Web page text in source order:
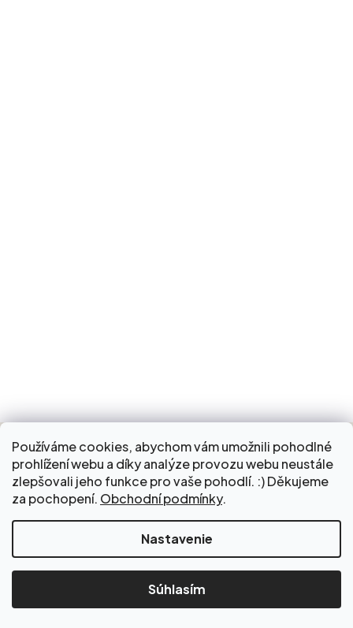
Používáme cookies, abychom vám umožnili pohodlné
prohlížení webu a díky analýze provozu webu neustále
zlepšovali jeho funkce pro vaše pohodlí. :) Děkujeme
za pochopení. Obchodní podmínky.
Nastavenie
Súhlasím
Odoberať
newsletter
Vložte svoj e-mail a my Vám
budeme zasielať informácie o
nových produktoch na našom e-
shope.